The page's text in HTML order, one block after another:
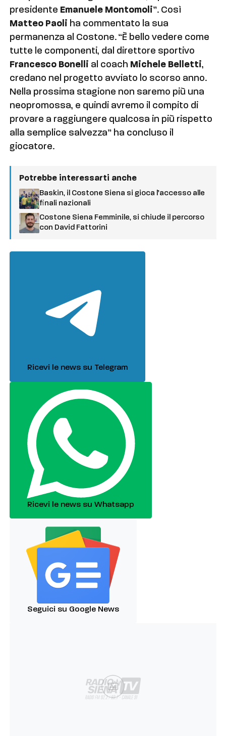
presidente Emanuele Montomoli”. Così
Matteo Paoli ha commentato la sua
permanenza al Costone. “È bello vedere come
tutte le componenti, dal direttore sportivo
Francesco Bonelli al coach Michele Belletti,
credano nel progetto avviato lo scorso anno.
Nella prossima stagione non saremo più una
neopromossa, e quindi avremo il compito di
provare a raggiungere qualcosa in più rispetto
alla semplice salvezza” ha concluso il
giocatore.
Potrebbe interessarti anche
Baskin, il Costone Siena si gioca l’accesso alle
finali nazionali
Costone Siena Femminile, si chiude il percorso
con David Fattorini
Ricevi le news su Telegram
Ricevi le news su Whatsapp
Seguici su Google News
Ad